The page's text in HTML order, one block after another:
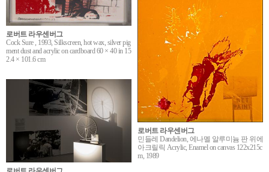
로버트 라우센버그
Cock Sure , 1993, Silkscreen, hot wax, silver pig
ment dust and acrylic on cardboard 60 × 40 in 15
2.4 × 101.6 cm
로버트 라우센버그
민들레 Dandelion, 에나멜 알루미늄 판 위에
아크릴릭 Acrylic, Enamel on canvas 122x215c
m, 1989